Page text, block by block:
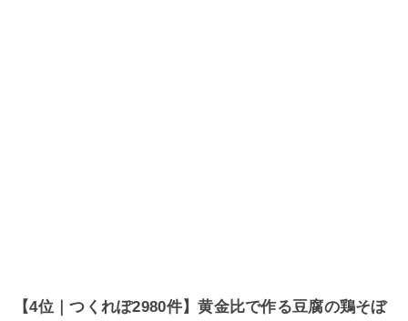
【4位｜つくれぽ2980件】黄金比で作る豆腐の鶏そぼ